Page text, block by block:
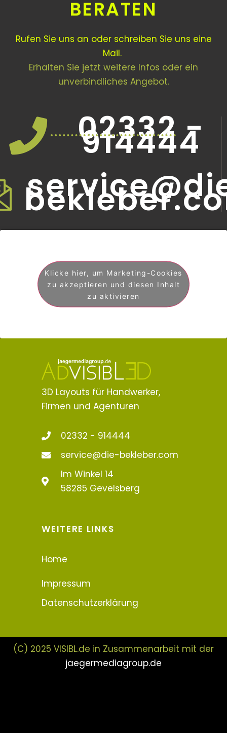
BERATEN
Rufen Sie uns an oder schreiben Sie uns eine
Mail.
Erhalten Sie jetzt weitere Infos oder ein
unverbindliches Angebot.
02332 -
914444
Klicke hier, um Marketing-Cookies
zu akzeptieren und diesen Inhalt
zu aktivieren
3D Layouts für Handwerker,
Firmen und Agenturen
02332 - 914444
service@die-bekleber.com
Im Winkel 14
58285 Gevelsberg
WEITERE LINKS
Home
Impressum
Datenschutzerklärung
(C) 2025 VISIBL.de in Zusammenarbeit mit der
jaegermediagroup.de